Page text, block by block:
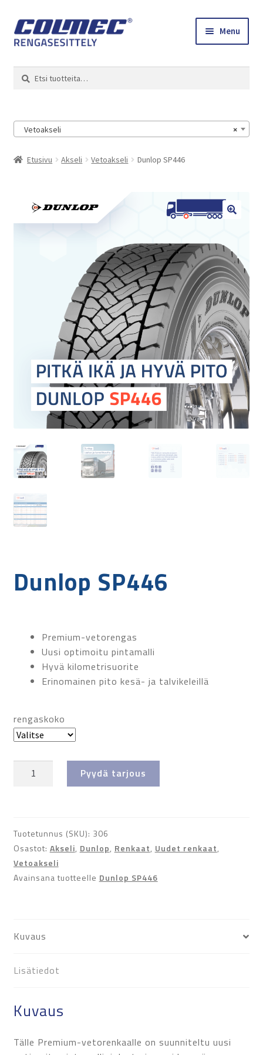
Skip
to
Skip
to
Menu
Colmec
0 tuotetta tarjouspyynnössä
Etsi:
Haku
×
Vetoakseli
Etusivu Akseli Vetoakseli Dunlop SP446
Dunlop SP446
Premium-vetorengas
Uusi optimoitu pintamalli
Hyvä kilometrisuorite
Erinomainen pito kesä- ja talvikeleillä
rengaskoko
Dunlop
Pyydä tarjous
Tuotetunnus (SKU): 306
Osastot: Akseli, Dunlop, Renkaat, Uudet renkaat,
Vetoakseli
Avainsana tuotteelle Dunlop SP446
Kuvaus
Lisätiedot
Kuvaus
Tälle Premium-vetorenkaalle on suunniteltu uusi